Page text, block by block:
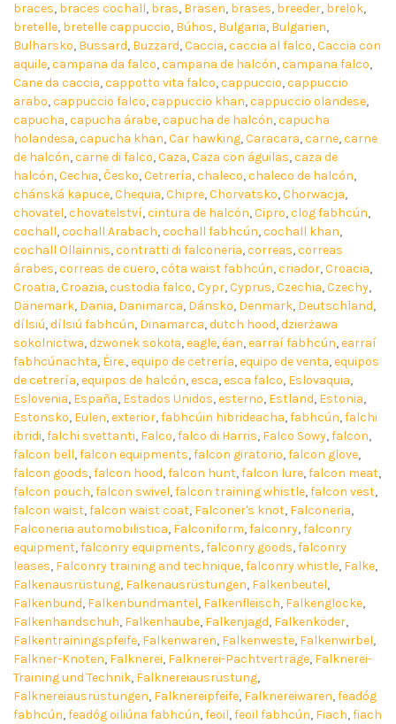
braces, braces cochall, bras, Brasen, brases, breeder, brelok,
bretelle, bretelle cappuccio, Búhos, Bulgaria, Bulgarien,
Bulharsko, Bussard, Buzzard,Caccia,caccia al falco,Caccia con
aquile,campana da falco,campana de halcón,campana falco,
Cane da caccia,cappotto vita falco,cappuccio,cappuccio
arabo,cappuccio falco,cappuccio khan,cappuccio olandese,
capucha,capucha árabe,capucha de halcón,capucha
holandesa,capucha khan,Car hawking,Caracara,carne,carne
de halcón,carne di falco,Caza,Caza con águilas,caza de
halcón,Cechia,Česko,Cetrería,chaleco,chaleco de halcón,
chánská kapuce,Chequia,Chipre,Chorvatsko,Chorwacja,
chovatel,chovatelství,cintura de halcón,Cipro,clog fabhcún,
cochall,cochall Arabach,cochall fabhcún,cochall khan,
cochall Ollainnis,contratti di falconeria,correas,correas
árabes,correas de cuero,cóta waist fabhcún,criador,Croacia,
Croatia,Croazia,custodia falco,Cypr,Cyprus,Czechia,Czechy,
Dänemark, Dania, Danimarca, Dánsko, Denmark, Deutschland,
dílsiú,dílsiú fabhcún, Dinamarca,dutch hood,dzierżawa
sokolnictwa,dzwonek sokoła,eagle,éan,earraí fabhcún,earraí
fabhcúnachta, Éire.,equipo de cetrería,equipo de venta,equipos
de cetrería,equipos de halcón,esca,esca falco, Eslovaquia,
Eslovenia, España, Estados Unidos,esterno, Estland, Estonia,
Estonsko, Eulen,exterior,fabhcúin hibrideacha,fabhcún,falchi
ibridi,falchi svettanti, Falco,falco di Harris, Falco Sowy,falcon,
falcon bell,falcon equipments,falcon giratorio,falcon glove,
falcon goods,falcon hood,falcon hunt,falcon lure,falcon meat,
falcon pouch,falcon swivel,falcon training whistle,falcon vest,
falcon waist,falcon waist coat, Falconer's knot, Falconeria,
Falconeria automobilistica, Falconiform,falconry,falconry
equipment,falconry equipments,falconry goods,falconry
leases, Falconry training and technique,falconry whistle, Falke,
Falkenausrüstung, Falkenausrüstungen, Falkenbeutel,
Falkenbund, Falkenbundmantel, Falkenfleisch, Falkenglocke,
Falkenhandschuh, Falkenhaube, Falkenjagd, Falkenköder,
Falkentrainingspfeife, Falkenwaren, Falkenweste, Falkenwirbel,
Falkner-Knoten, Falknerei, Falknerei-Pachtverträge, Falknerei-
Training und Technik, Falknereiausrüstung,
Falknereiausrüstungen, Falknereipfeife, Falknereiwaren,feadóg
fabhcún,feadóg oiliúna fabhcún,feoil,feoil fabhcún, Fiach,fiach